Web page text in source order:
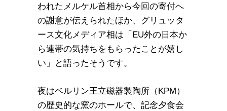
われたメルケル首相から今回の寄付へ
の謝意が伝えられたほか、グリュッタ
ース文化メディア相は「EU外の日本か
ら連帯の気持ちをもらったことが嬉し
い」と語ったそうです。
夜はベルリン王立磁器製陶所（KPM）
の歴史的な窯のホールで、記念夕食会